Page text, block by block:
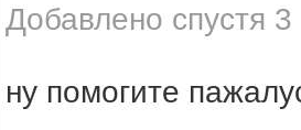
Добавлено спустя
ну помогите